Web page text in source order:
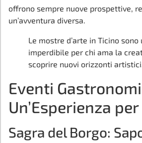
offrono sempre nuove prospettive,
un’avventura diversa.
Le mostre d’arte in Ticino sono
imperdibile per chi ama la
scoprire nuovi orizzonti artistici.
Eventi
Un’Esperienza
Sagra del Borgo: